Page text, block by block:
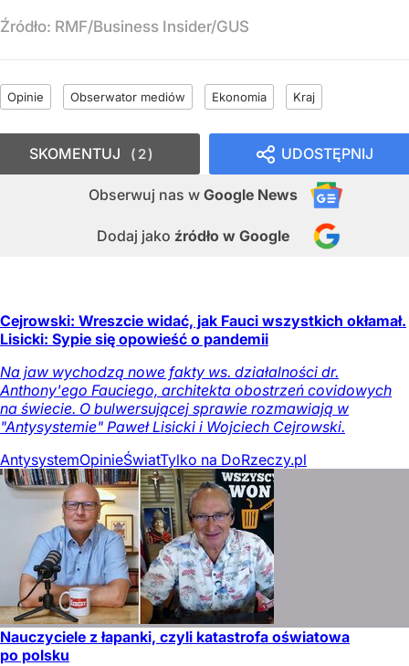
Źródło: RMF/Business Insider/GUS
Opinie Obserwator mediów Ekonomia Kraj
UDOSTĘPNIJ
Obserwuj nas w Google News
Dodaj jako źródło w Google
SKOMENTUJ 2
Cejrowski: Wreszcie widać, jak Fauci wszystkich okłamał.
Lisicki: Sypie się opowieść o pandemii
Na jaw wychodzą nowe fakty ws. działalności dr.
Anthony'ego Fauciego, architekta obostrzeń covidowych
na świecie. O bulwersującej sprawie rozmawiają w
"Antysystemie" Paweł Lisicki i Wojciech Cejrowski.
AntysystemOpinieŚwiatTylko na DoRzeczy.pl
Nauczyciele z łapanki, czyli katastrofa oświatowa
po polsku